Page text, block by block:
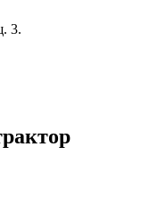
3.